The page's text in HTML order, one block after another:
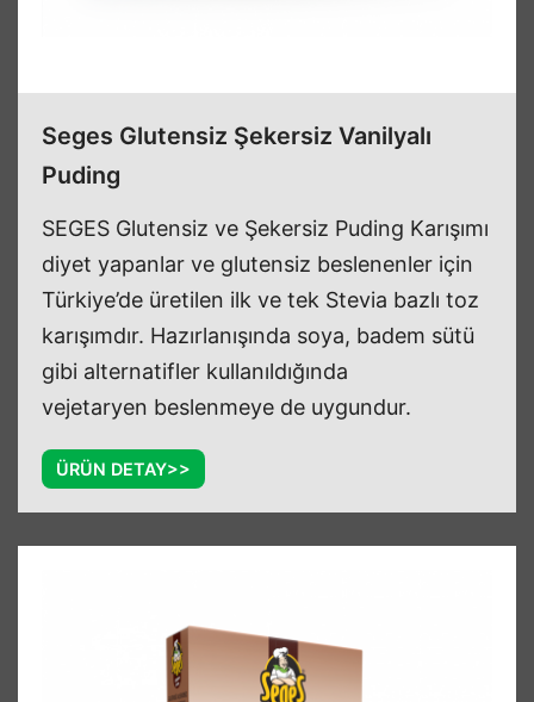
Seges Glutensiz Şekersiz Vanilyalı
Puding
SEGES Glutensiz ve Şekersiz Puding Karışımı
diyet yapanlar ve glutensiz beslenenler için
Türkiye’de üretilen ilk ve tek Stevia bazlı toz
karışımdır. Hazırlanışında soya, badem sütü
gibi alternatifler kullanıldığında
vejetaryen beslenmeye de uygundur.
ÜRÜN DETAY>>